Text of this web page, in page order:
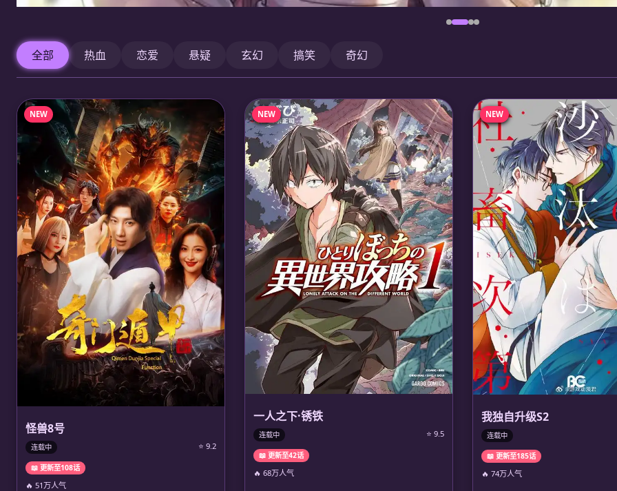
全部 热血 恋爱 悬疑 玄幻 搞笑 奇幻
NEW
怪兽8号
连载中 ⭐ 9.2
📖 更新至108话
🔥 51万人气
NEW
一人之下·锈铁
连载中 ⭐ 9.5
📖 更新至42话
🔥 68万人气
NEW
我独自升级S2
连载中
📖 更新至185话
🔥 74万人气